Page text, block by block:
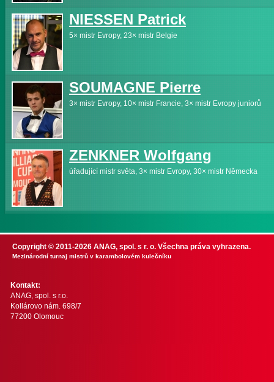
NIESSEN Patrick
5× mistr Evropy, 23× mistr Belgie
SOUMAGNE Pierre
3× mistr Evropy, 10× mistr Francie, 3× mistr Evropy juniorů
ZENKNER Wolfgang
úřadující mistr světa, 3× mistr Evropy, 30× mistr Německa
Copyright © 2011-2026 ANAG, spol. s r. o. Všechna práva vyhrazena.
Mezinárodní turnaj mistrů v karambolovém kulečníku
Kontakt:
ANAG, spol. s r.o.
Kollárovo nám. 698/7
77200 Olomouc